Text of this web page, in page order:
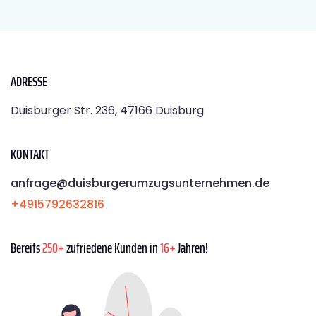
ADRESSE
Duisburger Str. 236, 47166 Duisburg
KONTAKT
anfrage@duisburgerumzugsunternehmen.de
+4915792632816
Bereits250+zufriedene Kunden in16+Jahren!